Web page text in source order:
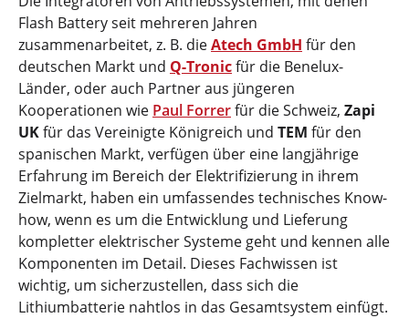
Flash Battery seit mehreren Jahren
zusammenarbeitet, z. B. dieAtech GmbH für den
deutschen Markt und Q-Tronicfür die Benelux-
Länder, oder auch Partner aus jüngeren
Kooperationen wie Paul Forrerfür die Schweiz, Zapi
UKfür das Vereinigte Königreich und TEM für den
spanischen Markt, verfügen über eine langjährige
Erfahrung im Bereich der Elektrifizierung in ihrem
Zielmarkt, haben ein umfassendes technisches Know-
how, wenn es um die Entwicklung und Lieferung
kompletter elektrischer Systeme geht und kennen alle
Komponenten im Detail. Dieses Fachwissen ist
wichtig, um sicherzustellen, dass sich die
Lithiumbatterie nahtlos in das Gesamtsystem einfügt.